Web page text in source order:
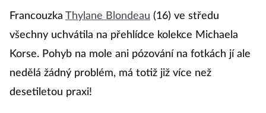
Francouzka Thylane Blondeau (16) ve středu
všechny uchvátila na přehlídce kolekce Michaela
Korse. Pohyb na mole ani pózování na fotkách jí ale
nedělá žádný problém, má totiž již více než
desetiletou praxi!